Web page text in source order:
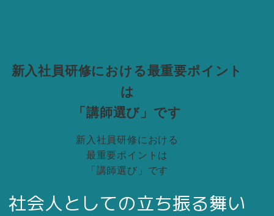
新入社員研修における最重要ポイント
は
「講師選び」です
新入社員研修における
最重要ポイントは
「講師選び」です
社会人としての立ち振る舞い